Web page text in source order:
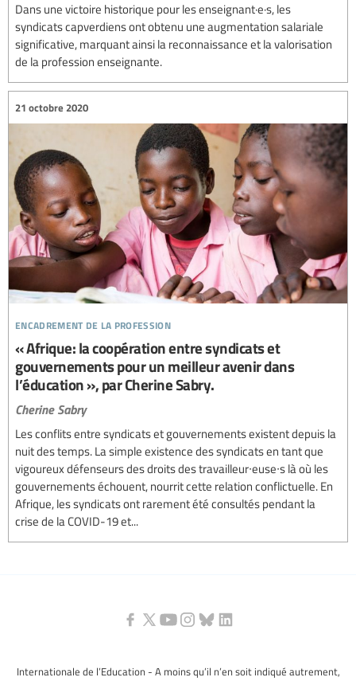
Dans une victoire historique pour les enseignant·e·s, les
syndicats capverdiens ont obtenu une augmentation salariale
significative, marquant ainsi la reconnaissance et la valorisation
de la profession enseignante.
encadrement de la profession
21 octobre 2020
« Afrique: la coopération entre syndicats et
gouvernements pour un meilleur avenir dans
l’éducation », par Cherine Sabry.
Cherine Sabry
Les conflits entre syndicats et gouvernements existent depuis la
nuit des temps. La simple existence des syndicats en tant que
vigoureux défenseurs des droits des travailleur∙euse∙s là où les
gouvernements échouent, nourrit cette relation conflictuelle. En
Afrique, les syndicats ont rarement été consultés pendant la
crise de la COVID-19 et...
Internationale de l’Education - A moins qu’il n’en soit indiqué autrement,